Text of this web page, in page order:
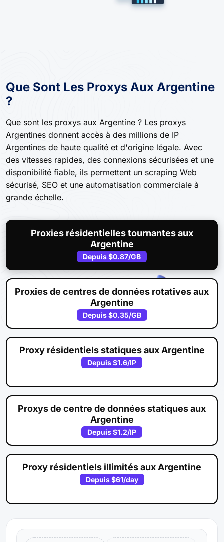
Que Sont Les Proxys Aux Argentine
?
Que sont les proxys aux Argentine ? Les proxys
Argentines donnent accès à des millions de IP
Argentines de haute qualité et d'origine légale. Avec
des vitesses rapides, des connexions sécurisées et une
disponibilité fiable, ils permettent un scraping Web
sécurisé, SEO et une automatisation commerciale à
grande échelle.
Proxies résidentielles tournantes aux
Argentine
Depuis$0.87/GB
Proxies de centres de données rotatives aux
Argentine
Depuis$0.35/GB
Proxy résidentiels statiques aux Argentine
Depuis$1.6/IP
Proxys de centre de données statiques aux
Argentine
Depuis$1.2/IP
Proxy résidentiels illimités aux Argentine
Depuis$61/day